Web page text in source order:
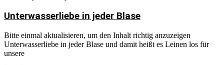
Unterwasserliebe in jeder Blase
Bitte einmal aktualisieren, um den Inhalt richtig anzuzeigen
Unterwasserliebe in jeder Blase und damit heißt es Leinen los für
unsere